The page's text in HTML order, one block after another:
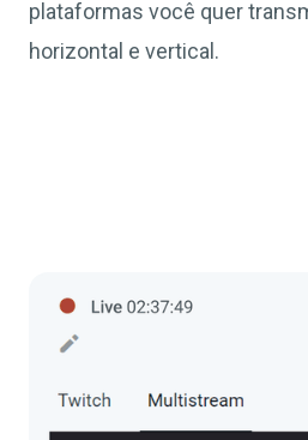
plataformas você quer
horizontal e vertical.